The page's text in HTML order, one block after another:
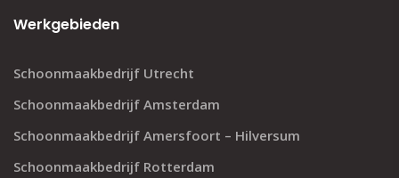
Werkgebieden
Schoonmaakbedrijf Utrecht
Schoonmaakbedrijf Amsterdam
Schoonmaakbedrijf Amersfoort – Hilversum
Schoonmaakbedrijf Rotterdam